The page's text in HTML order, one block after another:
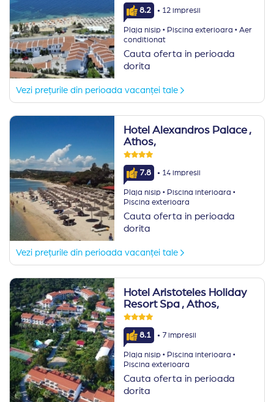
8.2 · 12 impresii
Plaja nisip ·Piscina exterioara ·Aer
conditionat
Cauta oferta in perioada
dorita
Vezi prețurile din perioada vacanței tale
Hotel Alexandros Palace ,
Athos,
7.8 · 14 impresii
Plaja nisip ·Piscina interioara ·
Piscina exterioara
Cauta oferta in perioada
dorita
Vezi prețurile din perioada vacanței tale
Hotel Aristoteles Holiday
Resort Spa , Athos,
8.1 · 7 impresii
Plaja nisip ·Piscina interioara ·
Piscina exterioara
Cauta oferta in perioada
dorita